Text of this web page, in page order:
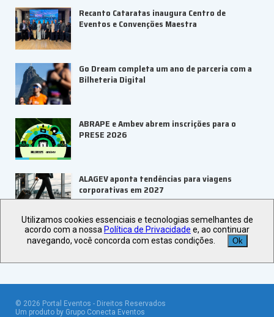
Recanto Cataratas inaugura Centro de
Eventos e Convenções Maestra
Go Dream completa um ano de parceria com a
Bilheteria Digital
ABRAPE e Ambev abrem inscrições para o
PRESE 2026
ALAGEV aponta tendências para viagens
corporativas em 2027
Veja + Últimas Notícias
© 2026 Portal Eventos - Direitos Reservados
Um produto by Grupo Conecta Eventos
Utilizamos cookies essenciais e tecnologias semelhantes de
acordo com a nossa Política de Privacidade e, ao continuar
navegando, você concorda com estas condições.
Ok